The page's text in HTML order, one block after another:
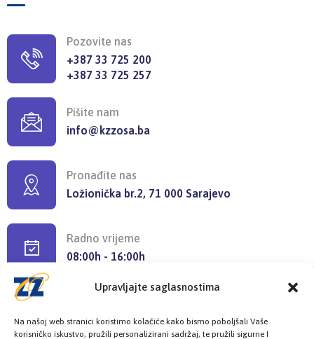
Upravljajte saglasnostima
Na našoj web stranici koristimo kolačiće kako bismo poboljšali Vaše
korisničko iskustvo, pružili personalizirani sadržaj, te pružili sigurne I
Pozovite nas
+387 33 725 200
+387 33 725 257
Pišite nam
info@kzzosa.ba
Pronađite nas
Ložionička br.2, 71 000 Sarajevo
Radno vrijeme
08:00h - 16:00h